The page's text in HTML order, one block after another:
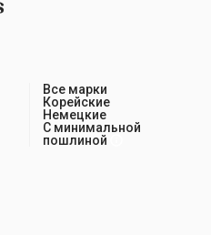
Все марки
Корейские
Немецкие
С минимальной
пошлиной